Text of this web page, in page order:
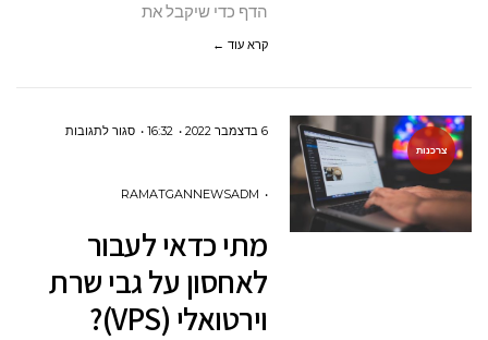
הדף כדי שיקבל את
קרא עוד ←
צרכנות
6 בדצמבר 2022 16:32 סגור לתגובותעל
על
RAMATGANNEWSADM
מתי כדאי לעבור
לאחסון על גבי שרת
וירטואלי (VPS)?